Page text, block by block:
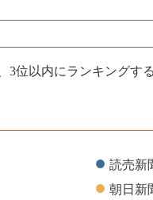
位以内にランキング
● 読売新
● 朝日新